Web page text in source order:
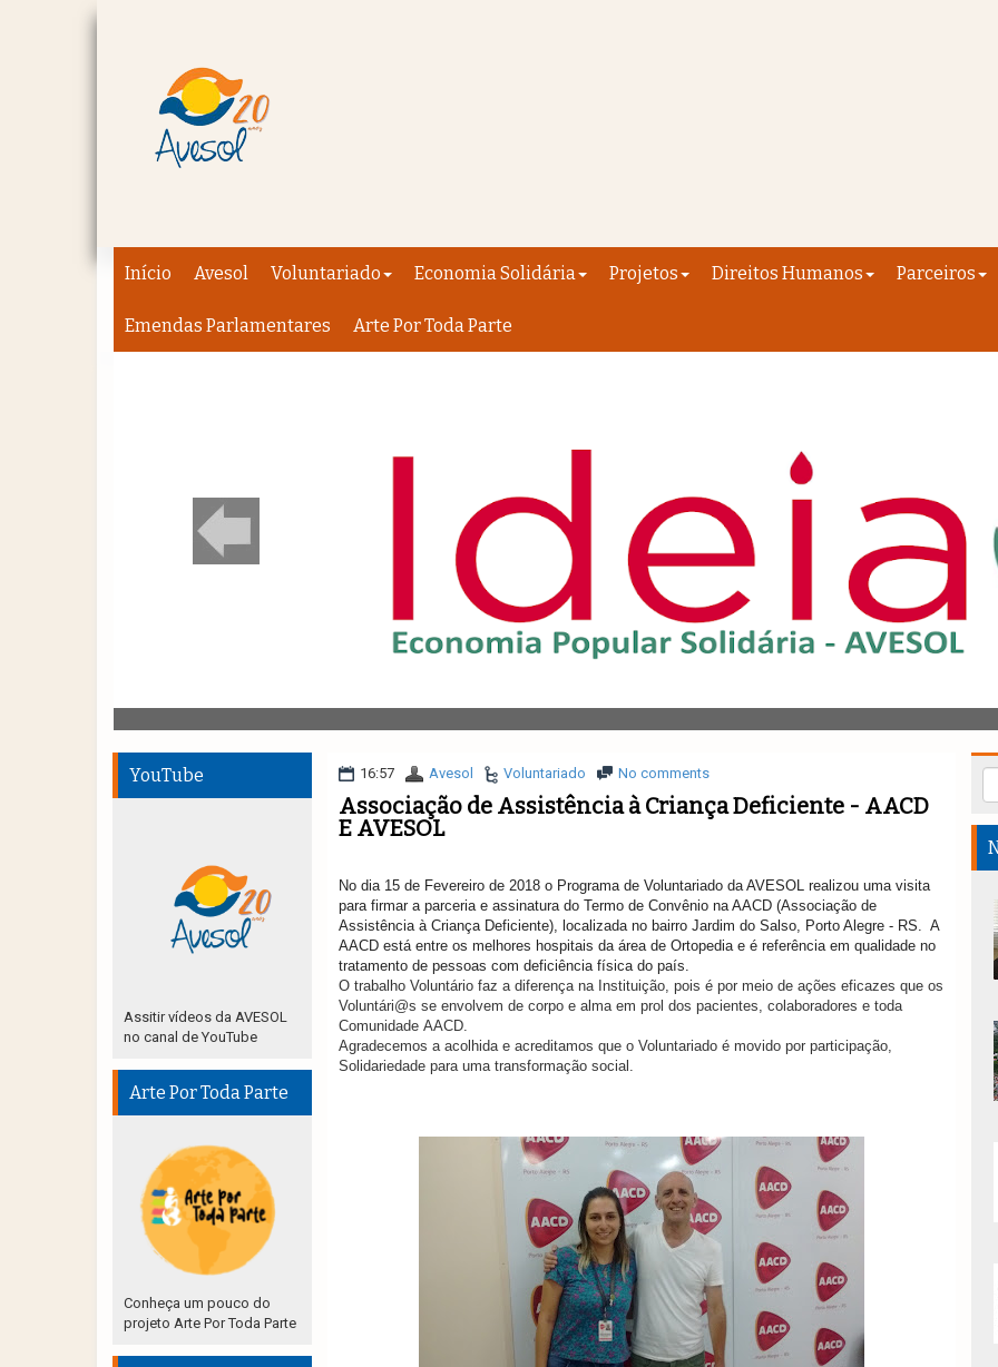
Início Avesol Voluntariado Economia Solidária Projetos Direitos Humanos Parceiros
Emendas Parlamentares Arte Por Toda Parte
16:57 Avesol Voluntariado No comments
Associação de Assistência à Criança Deficiente - AACD
E AVESOL
No dia 15 de Fevereiro de 2018 o Programa de Voluntariado da AVESOL realizou uma visita
para firmar a parceria e assinatura do Termo de Convênio na AACD (Associação de
Assistência à Criança Deficiente), localizada no bairro Jardim do Salso, Porto Alegre - RS. A
AACD está entre os melhores hospitais da área de Ortopedia e é referência em qualidade no
tratamento de pessoas com deficiência física do país.
O trabalho Voluntário faz a diferença na Instituição, pois é por meio de ações eficazes que os
Voluntári@s se envolvem de corpo e alma em prol dos pacientes, colaboradores e toda
Comunidade AACD.
Agradecemos a acolhida e acreditamos que o Voluntariado é movido por participação,
Solidariedade para uma transformação social.
YouTube
Assitir vídeos da AVESOL
no canal de YouTube
Arte Por Toda Parte
Conheça um pouco do
projeto Arte Por Toda Parte